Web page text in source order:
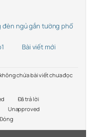
đèn ngủ gắn tường phổ
Bài viết mới
chứa bài viết chưa đọc
Đã trả lời
Unapproved
Đóng